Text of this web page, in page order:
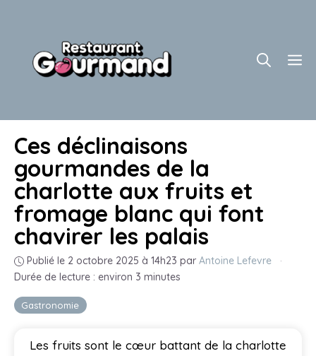
contenu
Gastronomie
Ces déclinaisons
gourmandes de la
charlotte aux fruits et
fromage blanc qui font
chavirer les palais
Publié le 2 octobre 2025 à 14h23 par Antoine Lefevre
·
Durée de lecture : environ 3 minutes
Les fruits sont le cœur battant de la charlotte